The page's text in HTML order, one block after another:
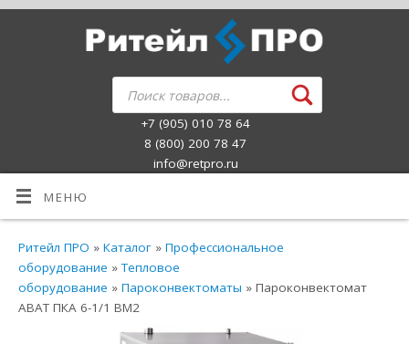
+7 (905) 010 78 64
8 (800) 200 78 47
info@retpro.ru
МЕНЮ
Ритейл ПРО »Каталог »Профессиональное
оборудование »Тепловое
оборудование »Пароконвектоматы » Пароконвектомат
ABAT ПКА 6-1/1 ВМ2